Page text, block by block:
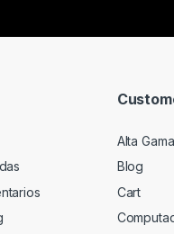
Alta
Blog
Cart